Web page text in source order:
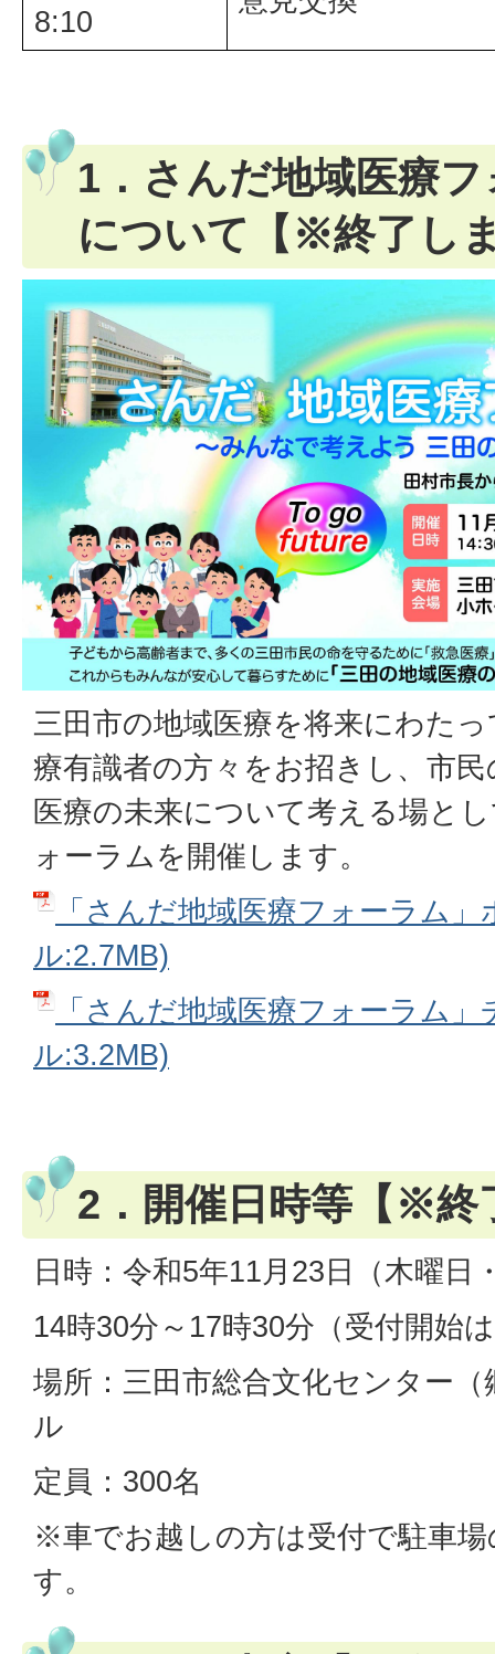
8:10
1．さんだ地域医療
について【※終了し
三田市の地域医療を将来にわた
療有識者の方々をお招きし、市
医療の未来について考える場と
ォーラムを開催します。
「さんだ地域医療フォーラム
ル:2.7MB)
「さんだ地域医療フォーラム
ル:3.2MB)
2．開催日時等【※終
日時：令和5年11月23日（木曜日
14時30分～17時30分（受付開始
場所：三田市総合文化センター
ル
定員：300名
※車でお越しの方は受付で駐車
す。